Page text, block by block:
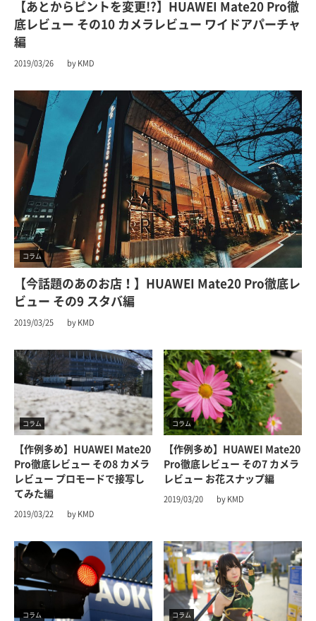
【あとからピントを変更!?】HUAWEI Mate20 Pro徹
底レビュー その10 カメラレビュー ワイドアパーチャ
編
2019/03/26 by KMD
コラム
【今話題のあのお店！】HUAWEI Mate20 Pro徹底レ
ビュー その9 スタバ編
2019/03/25 by KMD
コラム
【作例多め】HUAWEI Mate20
Pro徹底レビュー その8 カメラ
レビュー プロモードで接写し
てみた編
2019/03/22 by KMD
コラム
【作例多め】HUAWEI Mate20
Pro徹底レビュー その7 カメラ
レビュー お花スナップ編
2019/03/20 by KMD
コラム コラム